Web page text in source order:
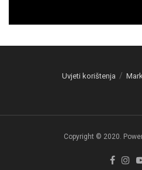
Uvjeti korištenja
Copyright © 2020.